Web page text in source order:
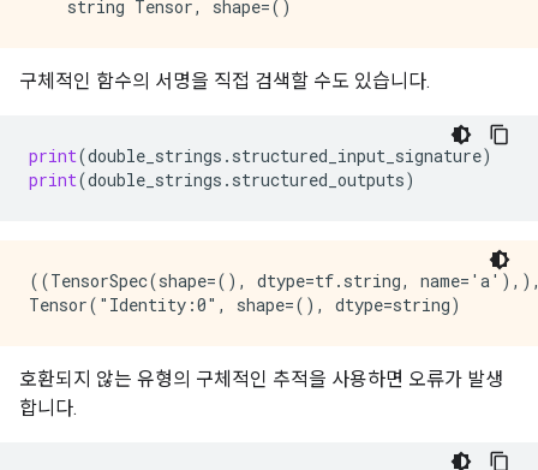
구체적인 함수의 서명을 직접 검색할 수도 있습니다.
print(double_strings . structured_input_signature)
print(double_strings . structured_outputs)
((TensorSpec(shape=(), dtype=tf.string,
호환되지 않는 유형의 구체적인 추적을 사용하면 오류가 발생
합니다.